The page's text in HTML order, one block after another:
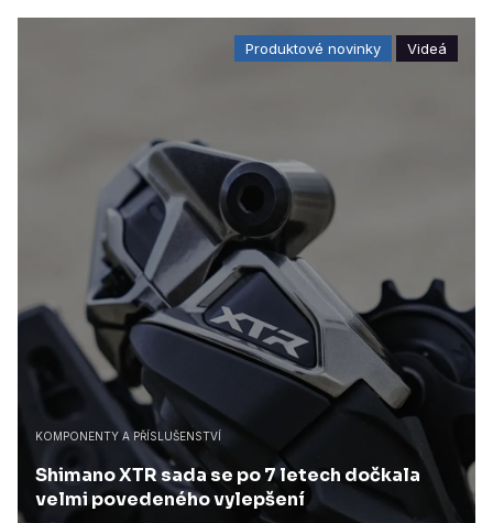
Produktové novinky Videá
KOMPONENTY A PŘÍSLUŠENSTVÍ
Shimano XTR sada se po 7 letech dočkala
velmi povedeného vylepšení